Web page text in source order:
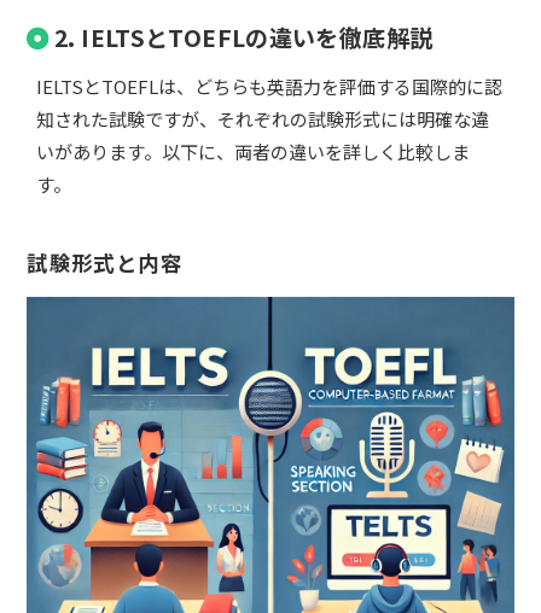
2. IELTSとTOEFLの違いを徹底解説
IELTSとTOEFLは、どちらも英語力を評価する国際的に認
知された試験ですが、それぞれの試験形式には明確な違
いがあります。以下に、両者の違いを詳しく比較しま
す。
試験形式と内容